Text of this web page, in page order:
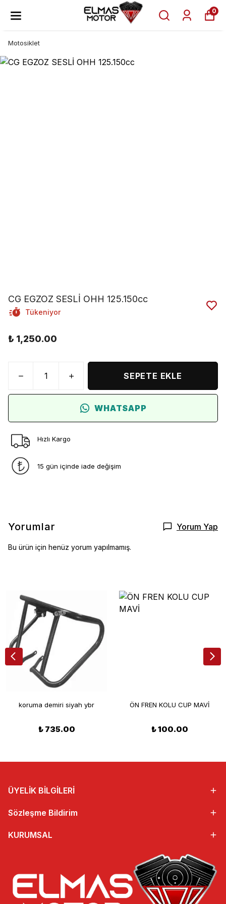
0
Motosiklet
CG EGZOZ SESLİ OHH 125.150cc
Tükeniyor
₺ 1,250.00
SEPETE EKLE
WHATSAPP
Hızlı Kargo
15 gün içinde iade değişim
Yorumlar Yorum Yap
Bu ürün için henüz yorum yapılmamış.
koruma demiri siyah ybr
₺ 735.00
ÖN FREN KOLU CUP MAVİ
₺ 100.00
ÜYELİK BİLGİLERİ
Sözleşme Bildirim
KURUMSAL